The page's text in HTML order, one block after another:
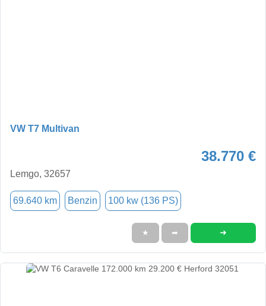
VW T7 Multivan
38.770 €
Lemgo, 32657
69.640 km Benzin 100 kw (136 PS)
★ ➦ ➜